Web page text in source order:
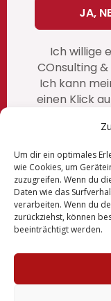
Um dir ein optimales
wie Cookies, um
zuzugreifen. Wenn du
Daten wie das
verarbeiten. Wenn du
zurückziehst, können
beeinträchtigt werden.
Ich willige
COnsulting
Ich kann
einen Klick
unserer